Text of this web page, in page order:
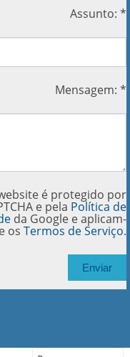
Assunto: *
Mensagem: *
é protegido por
e pela Política de
da Google e aplicam-
osTermos de Serviço.